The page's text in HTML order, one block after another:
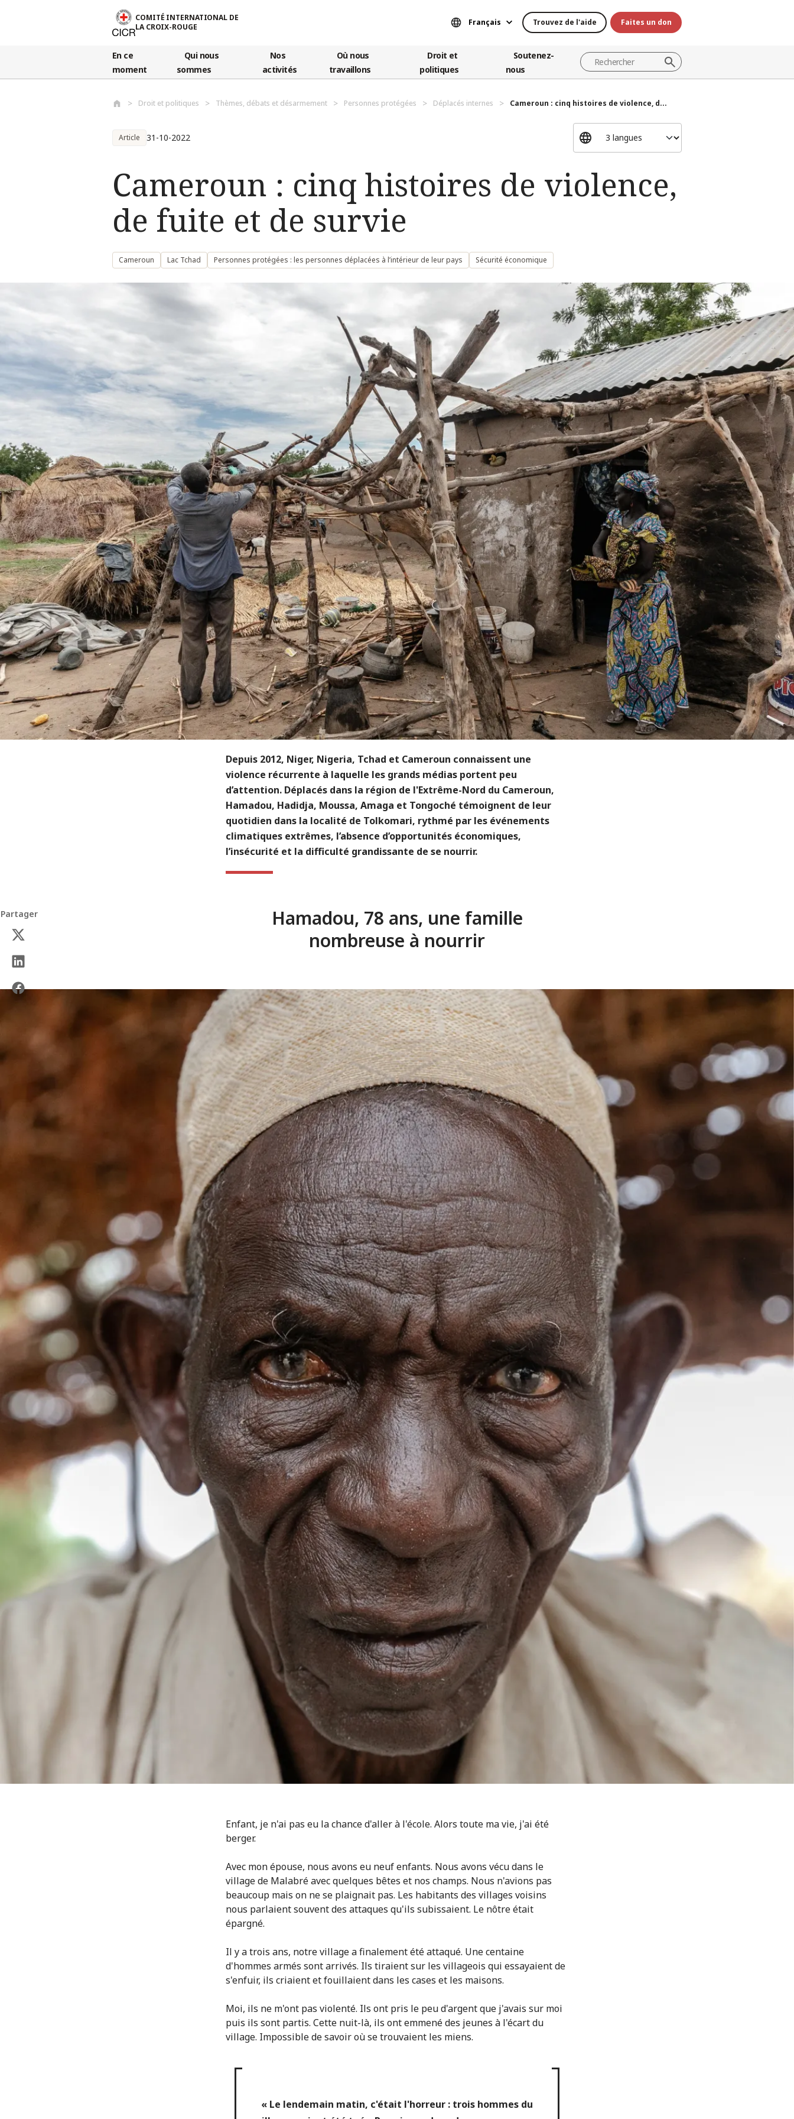
COMITÉ INTERNATIONAL DE
LA CROIX-ROUGE
Français Trouvez de l'aide Faites un don
En ce
moment
Qui nous
sommes
Nos
activités
Où nous
travaillons
Droit et
politiques
Soutenez-
nous
Droit et politiques Thèmes, débats et désarmement Personnes protégées Déplacés internes Cameroun : cinq histoires de violence, d...
Article 31-10-2022
Cameroun : cinq histoires de violence,
de fuite et de survie
Cameroun Lac Tchad Personnes protégées : les personnes déplacées à l’intérieur de leur pays Sécurité économique
Depuis 2012, Niger, Nigeria, Tchad et Cameroun connaissent une
violence récurrente à laquelle les grands médias portent peu
d’attention. Déplacés dans la région de l'Extrême-Nord du Cameroun,
Hamadou, Hadidja, Moussa, Amaga et Tongoché témoignent de leur
quotidien dans la localité de Tolkomari, rythmé par les événements
climatiques extrêmes, l’absence d’opportunités économiques,
l’insécurité et la difficulté grandissante de se nourrir.
Partager
Hamadou, 78 ans, une famille
nombreuse à nourrir
Enfant, je n'ai pas eu la chance d'aller à l'école. Alors toute ma vie, j'ai été
berger.
Avec mon épouse, nous avons eu neuf enfants. Nous avons vécu dans le
village de Malabré avec quelques bêtes et nos champs. Nous n'avions pas
beaucoup mais on ne se plaignait pas. Les habitants des villages voisins
nous parlaient souvent des attaques qu'ils subissaient. Le nôtre était
épargné.
Il y a trois ans, notre village a finalement été attaqué. Une centaine
d'hommes armés sont arrivés. Ils tiraient sur les villageois qui essayaient de
s'enfuir, ils criaient et fouillaient dans les cases et les maisons.
Moi, ils ne m'ont pas violenté. Ils ont pris le peu d'argent que j'avais sur moi
puis ils sont partis. Cette nuit-là, ils ont emmené des jeunes à l'écart du
village. Impossible de savoir où se trouvaient les miens.
« Le lendemain matin, c'était l'horreur : trois hommes du